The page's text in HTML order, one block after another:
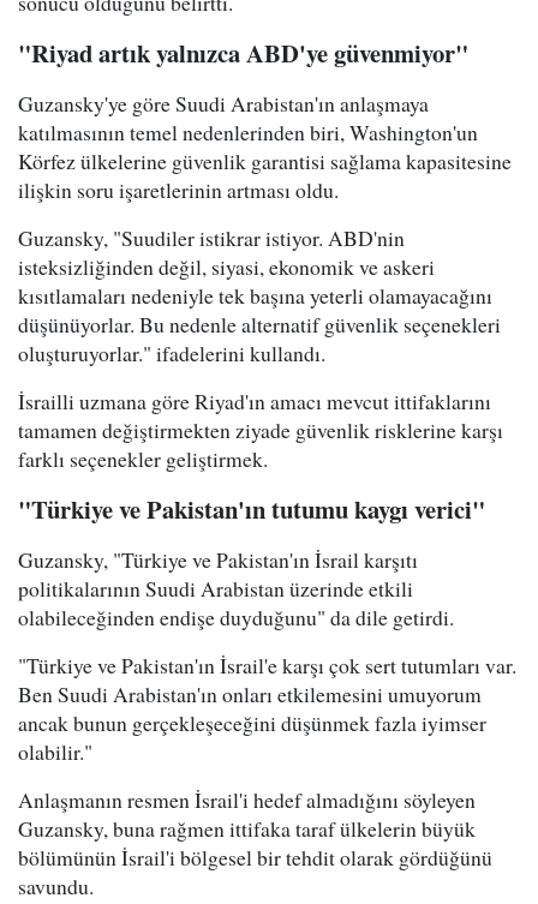
"Riyad artık yalnızca ABD'ye güvenmiyor"
Guzansky'ye göre Suudi Arabistan'ın anlaşmaya
katılmasının temel nedenlerinden biri, Washington'un
Körfez ülkelerine güvenlik garantisi sağlama kapasitesine
ilişkin soru işaretlerinin artması oldu.
Guzansky, "Suudiler istikrar istiyor. ABD'nin
isteksizliğinden değil, siyasi, ekonomik ve askeri
kısıtlamaları nedeniyle tek başına yeterli olamayacağını
düşünüyorlar. Bu nedenle alternatif güvenlik seçenekleri
oluşturuyorlar." ifadelerini kullandı.
İsrailli uzmana göre Riyad'ın amacı mevcut ittifaklarını
tamamen değiştirmekten ziyade güvenlik risklerine karşı
farklı seçenekler geliştirmek.
"Türkiye ve Pakistan'ın tutumu kaygı verici"
Guzansky, "Türkiye ve Pakistan'ın İsrail karşıtı
politikalarının Suudi Arabistan üzerinde etkili
olabileceğinden endişe duyduğunu" da dile getirdi.
"Türkiye ve Pakistan'ın İsrail'e karşı çok sert tutumları var.
Ben Suudi Arabistan'ın onları etkilemesini umuyorum
ancak bunun gerçekleşeceğini düşünmek fazla iyimser
olabilir."
Anlaşmanın resmen İsrail'i hedef almadığını söyleyen
Guzansky, buna rağmen ittifaka taraf ülkelerin büyük
bölümünün İsrail'i bölgesel bir tehdit olarak gördüğünü
savundu.